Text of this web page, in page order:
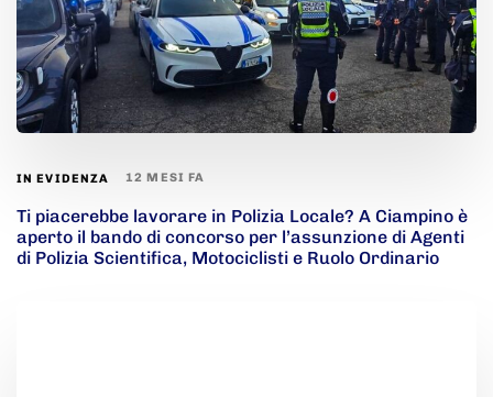
IN EVIDENZA 12 MESI FA
Ti piacerebbe lavorare in Polizia Locale? A Ciampino è
aperto il bando di concorso per l’assunzione di Agenti
di Polizia Scientifica, Motociclisti e Ruolo Ordinario